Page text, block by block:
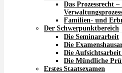
Das Prozessrecht
Familien- und
Der Schwerpunktbereich
Die Seminararbeit
Die
Die
Die Mündliche
Erstes Staatsexamen